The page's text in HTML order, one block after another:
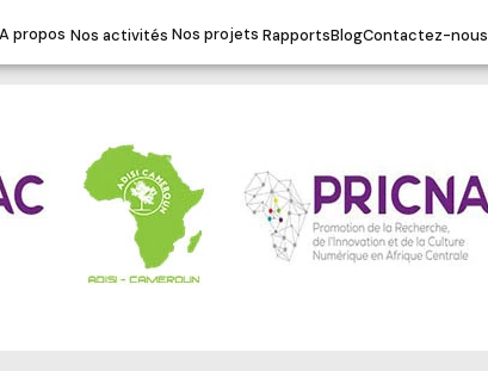
A propos Nos activités Nos projets RapportsBlogContactez-nous
en Afrique Centrale